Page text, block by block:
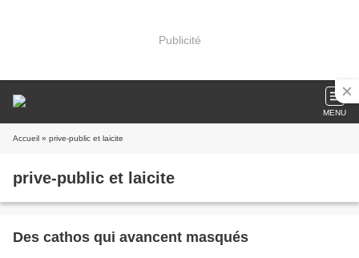
Publicité
MENU
Accueil » prive-public et laicite
prive-public et laicite
Des cathos qui avancent masqués